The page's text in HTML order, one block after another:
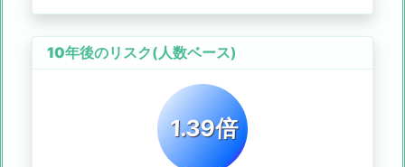
10年後のリスク(人数ベース)
1.39倍